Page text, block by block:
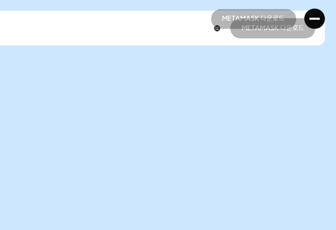
METAMASK 다운로드
METAMASK 다운로드
METAMASK 다운로드